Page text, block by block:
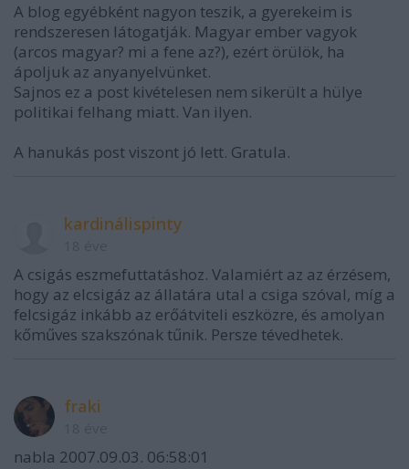
A blog egyébként nagyon teszik, a gyerekeim is
rendszeresen látogatják. Magyar ember vagyok
(arcos magyar? mi a fene az?), ezért örülök, ha
ápoljuk az anyanyelvünket.
Sajnos ez a post kivételesen nem sikerült a hülye
politikai felhang miatt. Van ilyen.
A hanukás post viszont jó lett. Gratula.
kardinálispinty
A csigás eszmefuttatáshoz. Valamiért az az érzésem,
hogy az elcsigáz az állatára utal a csiga szóval, míg a
felcsigáz inkább az erőátviteli eszközre, és amolyan
kőműves szakszónak tűnik. Persze tévedhetek.
fraki
nabla 2007.09.03. 06:58:01